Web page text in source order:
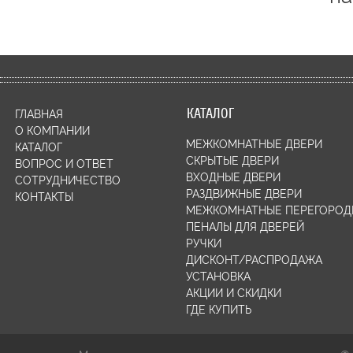
ГЛАВНАЯ
О КОМПАНИИ
КАТАЛОГ
ВОПРОС И ОТВЕТ
СОТРУДНИЧЕСТВО
КОНТАКТЫ
КАТАЛОГ
МЕЖКОМНАТНЫЕ ДВЕРИ
СКРЫТЫЕ ДВЕРИ
ВХОДНЫЕ ДВЕРИ
РАЗДВИЖНЫЕ ДВЕРИ
МЕЖКОМНАТНЫЕ
ПЕНАЛЫ ДЛЯ ДВЕРЕЙ
РУЧКИ
ДИСКОНТ/РАСПРОДАЖА
УСТАНОВКА
АКЦИИ И СКИДКИ
ГДЕ КУПИТЬ